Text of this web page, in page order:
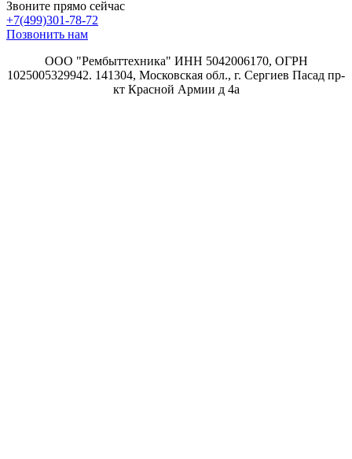
Звоните прямо сейчас
+7(499)301-78-72
Позвонить нам
ООО "Рембыттехника" ИНН 5042006170, ОГРН
1025005329942. 141304, Московская обл., г. Сергиев Пасад пр-
кт Красной Армии д 4а